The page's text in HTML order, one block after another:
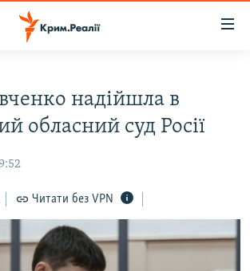
надійшла в
обласний суд Росії
Читати без VPN